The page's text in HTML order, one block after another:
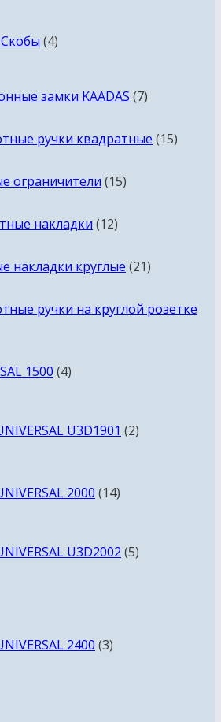
4товара
замки KAADAS 77
ручки квадратные 1515
ограничители 1515
накладки 1212
накладки круглые 2121
ручки на круглой розетке
1500 44
U3D1901 2товара
2000 1414
U3D2002 5товаров
2400 3товара